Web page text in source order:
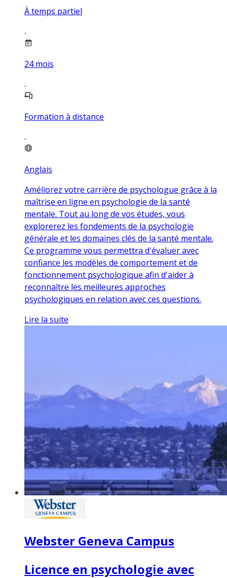
À temps partiel
24 mois
Formation à distance
Anglais
Améliorez votre carrière de psychologue grâce à la
maîtrise en ligne en psychologie de la santé
mentale. Tout au long de vos études, vous
explorerez les fondements de la psychologie
générale et les domaines clés de la santé mentale.
Ce programme vous permettra d'évaluer avec
confiance les modèles de comportement et de
fonctionnement psychologique afin d'aider à
reconnaître les meilleures approches
psychologiques en relation avec ces questions.
Lire la suite
Webster Geneva Campus
Licence en psychologie avec